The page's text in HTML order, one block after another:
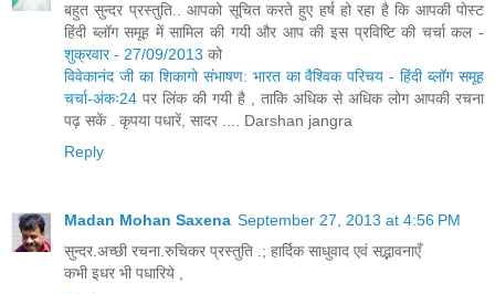
बहुत सुन्दर प्रस्तुति.. आपको सूचित करते हुए हर्ष हो रहा है कि आपकी पोस्ट
हिंदी ब्लॉग समूह में सामिल की गयी और आप की इस प्रविष्टि की चर्चा कल -
शुक्रवार - 27/09/2013 को
विवेकानंद जी का शिकागो संभाषण: भारत का वैश्विक परिचय - हिंदी ब्लॉग समूह
चर्चा-अंकः24 पर लिंक की गयी है , ताकि अधिक से अधिक लोग आपकी रचना
पढ़ सकें . कृपया पधारें, सादर .... Darshan jangra
Reply
Madan Mohan Saxena September 27, 2013 at 4:56 PM
सुन्दर.अच्छी रचना.रुचिकर प्रस्तुति .; हार्दिक साधुवाद एवं सद्भावनाएँ
कभी इधर भी पधारिये ,